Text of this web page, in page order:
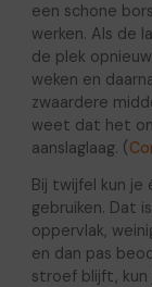
een schone
werken. Als de
de plek
weken en
zwaardere
weet dat het
aanslaglaag. (
Bij twijfel kun
gebruiken. Dat
oppervlak,
en dan pas
stroef blijft,